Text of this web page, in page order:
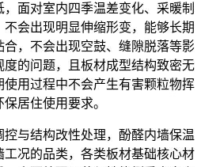
面对室内四季温差变化、采暖制
会出现明显伸缩形变，能够长期
，不会出现空鼓、缝隙脱落等影
的问题，且板材成型结构致密无
用过程中不会产生有害颗粒物挥
居住使用要求。
与结构改性处理，酚醛内墙保温
况的品类，各类板材基础核心材